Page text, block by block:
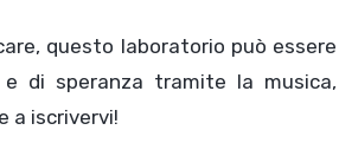
questo laboratorio può essere
e di speranza tramite la musica,
a iscrivervi!